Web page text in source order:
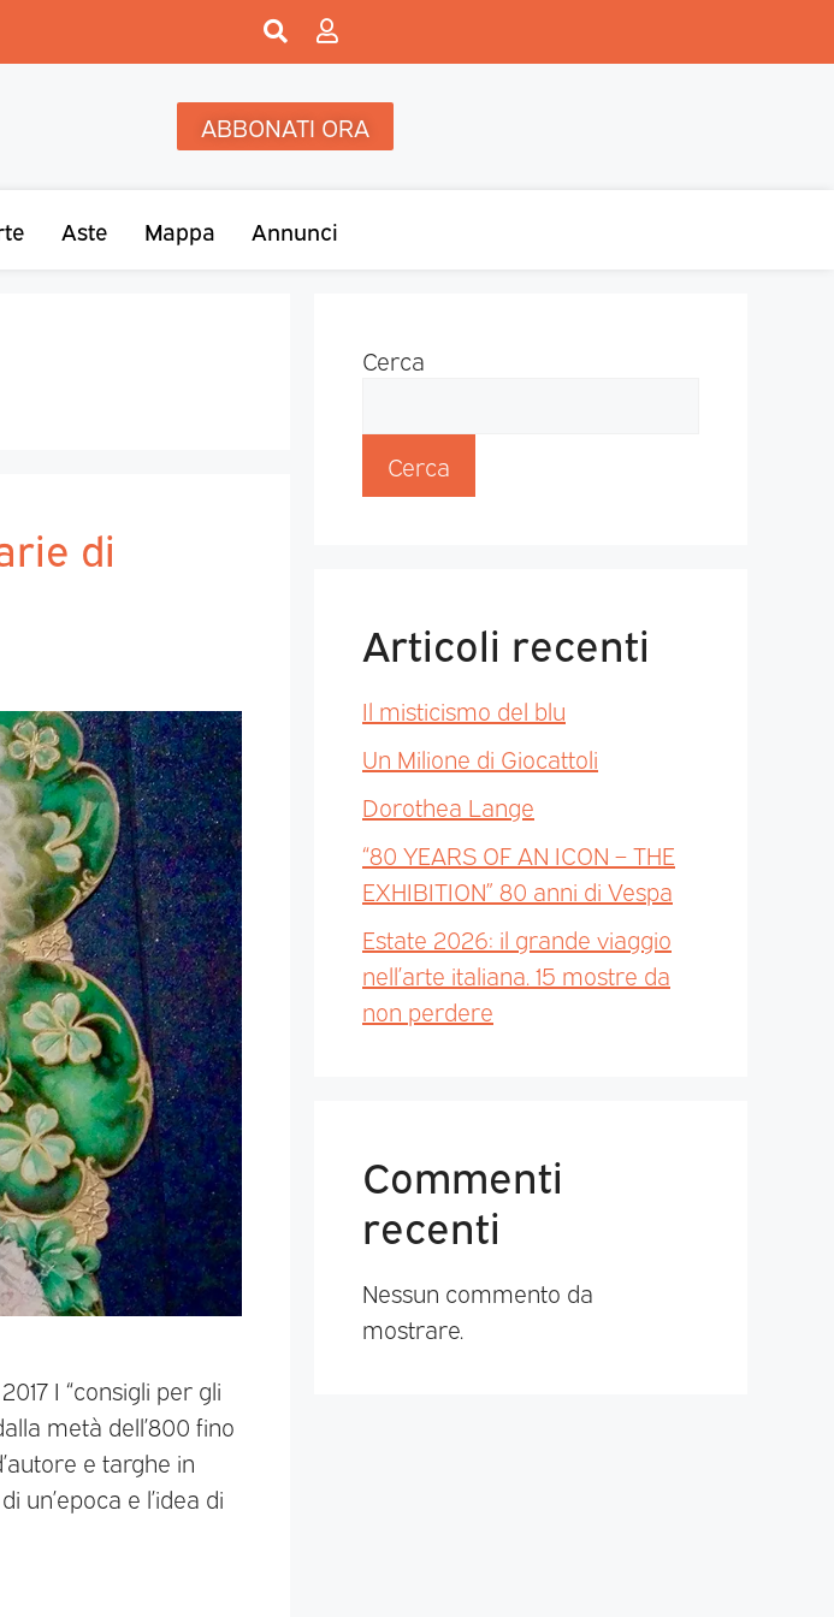
ABBONATI ORA
Aste Mappa Annunci
di
I “consigli per gli
metà dell’800 fino
e targhe in
un’epoca e l’idea di
Cerca
Cerca
Articoli recenti
Il misticismo del blu
Un Milione di Giocattoli
Dorothea Lange
“80 YEARS OF AN ICON – THE
EXHIBITION” 80 anni di Vespa
Estate 2026: il grande viaggio
nell’arte italiana. 15 mostre da
non perdere
Commenti
recenti
Nessun commento da
mostrare.